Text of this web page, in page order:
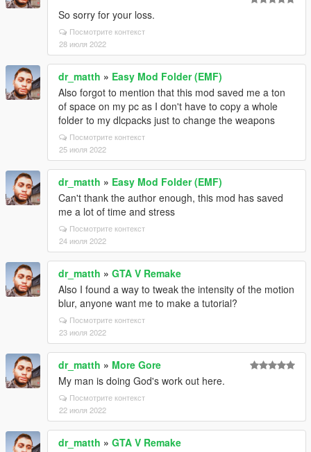
So sorry for your loss.
Посмотрите контекст
28 июля 2022
dr_matth » Easy Mod Folder (EMF)
Also forgot to mention that this mod saved me a ton
of space on my pc as I don't have to copy a whole
folder to my dlcpacks just to change the weapons
Посмотрите контекст
25 июля 2022
dr_matth » Easy Mod Folder (EMF)
Can't thank the author enough, this mod has saved
me a lot of time and stress
Посмотрите контекст
24 июля 2022
dr_matth » GTA V Remake
Also I found a way to tweak the intensity of the motion
blur, anyone want me to make a tutorial?
Посмотрите контекст
23 июля 2022
dr_matth » More Gore
My man is doing God's work out here.
Посмотрите контекст
22 июля 2022
dr_matth » GTA V Remake